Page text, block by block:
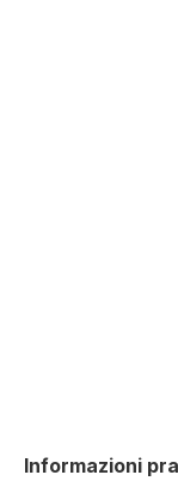
Informazioni